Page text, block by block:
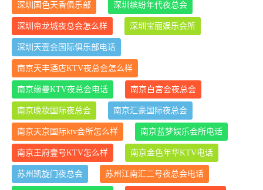
深圳国色天香俱乐部 深圳缤纷年代夜总会
深圳帝龙城夜总会怎么样 深圳宝丽娱乐会所
深圳天壹会国际俱乐部电话
南京天丰酒店KTV夜总会怎么样
南京缘曼KTV夜总会电话 南京白宫会夜总会
南京晚妆国际夜总会 南京汇豪国际夜总会
南京天京国际ktv会所怎么样 南京蓝梦娱乐会所电话
南京王府壹号KTV怎么样 南京金色年华KTV电话
苏州凯旋门夜总会 苏州江南汇二号夜总会电话